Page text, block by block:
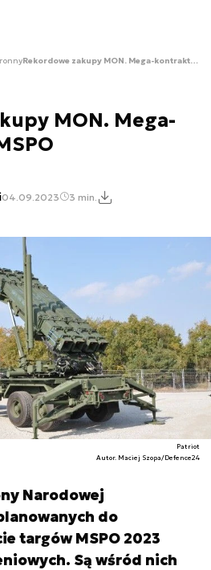
Rekordowe zakupy MON. Mega-kontrakty na MSPO
MON. Mega-
04.09.2023 3 min.
Patriot
Autor. Maciej Szopa/Defence24
Narodowej
do
targów MSPO 2023
Są wśród nich